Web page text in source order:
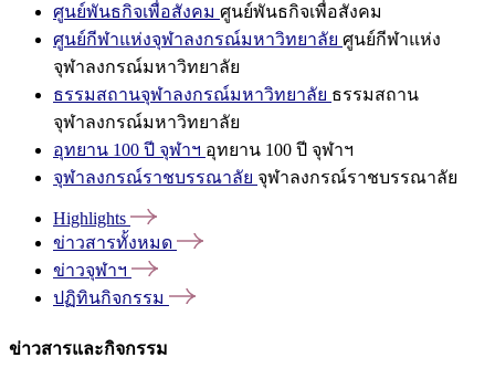
ศูนย์พันธกิจเพื่อสังคม ศูนย์พันธกิจเพื่อสังคม
ศูนย์กีฬาแห่งจุฬาลงกรณ์มหาวิทยาลัย ศูนย์กีฬาแห่ง
จุฬาลงกรณ์มหาวิทยาลัย
ธรรมสถานจุฬาลงกรณ์มหาวิทยาลัย ธรรมสถาน
จุฬาลงกรณ์มหาวิทยาลัย
อุทยาน 100 ปี จุฬาฯ อุทยาน 100 ปี จุฬาฯ
จุฬาลงกรณ์ราชบรรณาลัย จุฬาลงกรณ์ราชบรรณาลัย
Highlights
ข่าวสารทั้งหมด
ข่าวจุฬาฯ
ปฏิทินกิจกรรม
ข่าวสารและกิจกรรม